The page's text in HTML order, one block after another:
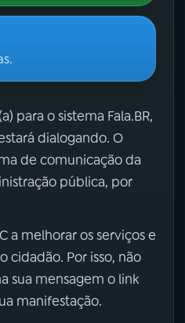
para o sistema Fala.BR,
dialogando. O
de comunicação da
pública, por
a melhorar os serviços e
cidadão. Por isso, não
sua mensagem o link
manifestação.